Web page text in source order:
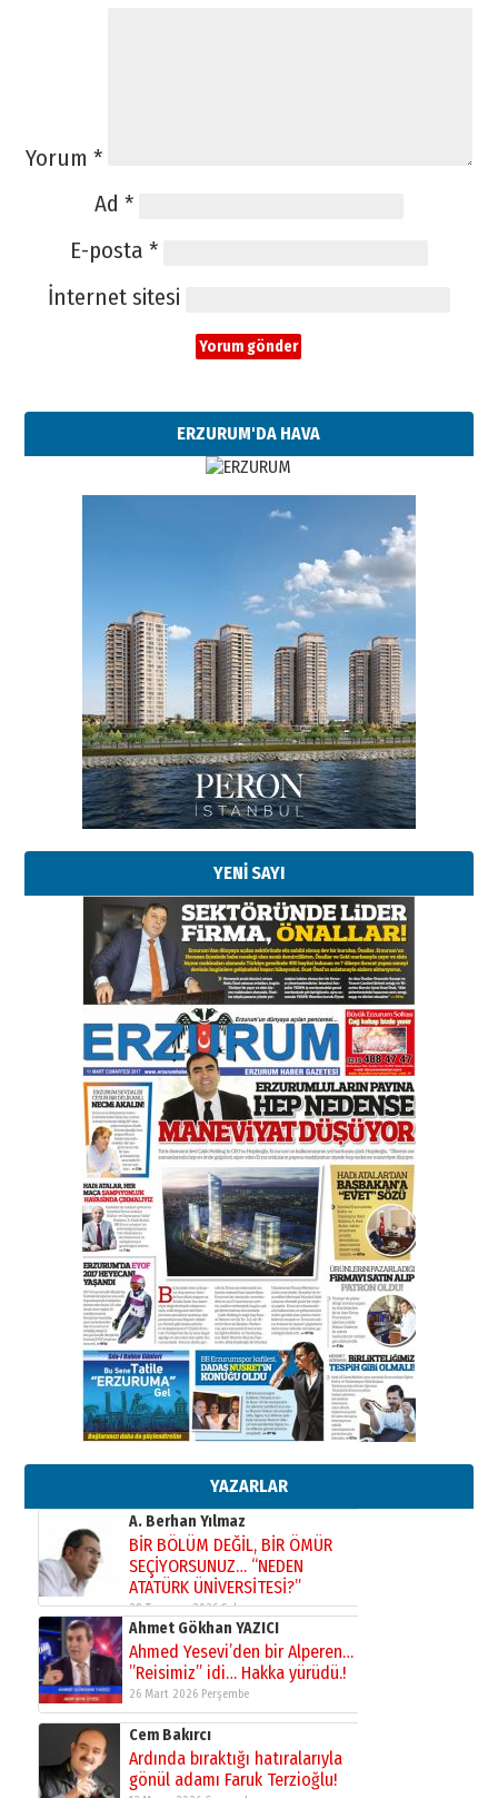
Yorum *
Ad *
E-posta *
İnternet sitesi
ERZURUM'DA HAVA
YENİ SAYI
YAZARLAR
Esat BİNDESEN
Başkan Sekmen’den Erzurum’a
bir vizyon proje daha!
02 Ağustos 2026 Pazar
Kadir SABUNCUOĞLU
Erzurumspor’un köşe taşları
29 Haziran 2026 Pazartesi
Kenan GÜLERCİ
Murat Şahsuvaroğlu ERKON’da
çıtayı yukarı taşırken,
yönetimdekiler aşağı
çekmemeli!
17 Şubat 2026 SalıOrhan BOZKURT
Bir fotoğraf, bir şehir, bir
gazeteci… Dizginler kimin
elinde?
31 Mart 2026 Salı
A. Berhan Yılmaz
BİR BÖLÜM DEĞİL, BİR ÖMÜR
SEÇİYORSUNUZ… “NEDEN
ATATÜRK ÜNİVERSİTESİ?”
28 Temmuz 2026 Salı
Ahmet Gökhan YAZICI
Ahmed Yesevi’den bir Alperen…
”Reisimiz” idi… Hakka yürüdü.!
26 Mart 2026 Perşembe
Cem Bakırcı
Ardında bıraktığı hatıralarıyla
gönül adamı Faruk Terzioğlu!
13 Mayıs 2026 Çarşamba